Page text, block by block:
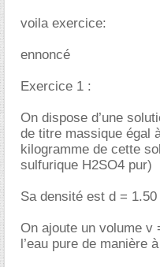
voila exercice:
ennoncé
Exercice 1 :
On dispose d’une
de titre massique égal
kilogramme de cette
sulfurique H2SO4 pur)
Sa densité est d = 1.50
On ajoute un volume v
l’eau pure de manière